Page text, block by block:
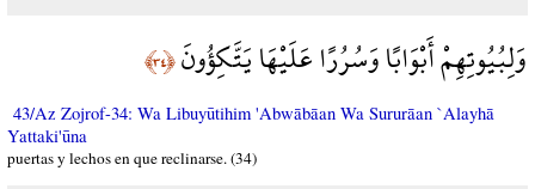
وَلِبُيُوتِهِمْ أَبْوَابًا وَسُرُرًا عَلَيْهَا يَتَّكِؤُونَ﴿٣٤﴾
43/Az Zojrof-34: Wa Libuyūtihim 'Abwābāan Wa Sururāan `Alayhā
Yattaki'ūna
puertas y lechos en que reclinarse. (34)